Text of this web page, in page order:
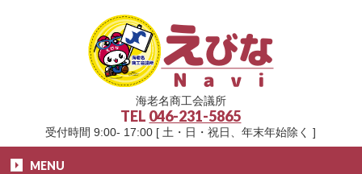
海老名商工会議所
TEL 046-231-5865
受付時間 9:00- 17:00 [ 土・日・祝日、年末年始除く ]
MENU